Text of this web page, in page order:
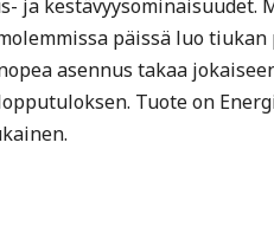
ja kestävyysominaisuudet.
päissä luo tiukan
asennus takaa
Tuote on